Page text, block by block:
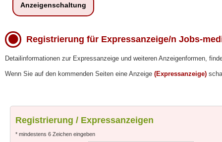
Anzeigenschaltung
Registrierung für Expressanzeige/n Jobs-
Detailinformationen zur Expressanzeige und weiteren Anzeigenformen,
Wenn Sie auf den kommenden Seiten eine Anzeige (Expressanzeige)
Registrierung / Expressanzeigen
* mindestens 6 Zeichen eingeben